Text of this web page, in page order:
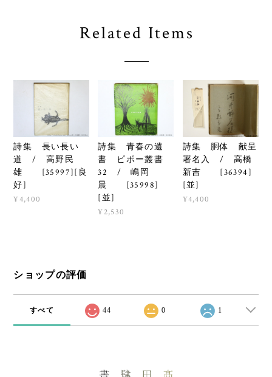
Related Items
詩集 長い長い
道 / 高野民
雄 [35997][良
好]
¥4,400
詩集 青春の遺
書 ピポー叢書
32 / 嶋岡
晨 [35998]
[並]
¥2,530
詩集 胴体 献呈
署名入 / 高橋
新吉 [36394]
[並]
¥4,400
ショップの評価
すべて 44 0 1